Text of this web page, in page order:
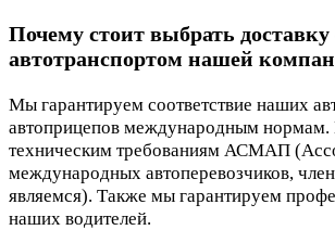
Почему стоит выбрать
автотранспортом нашей
Мы гарантируем соответствие наших
автоприцепов международным нормам.
техническим требованиям АСМАП
международных автоперевозчиков,
являемся). Также мы гарантируем
наших водителей.